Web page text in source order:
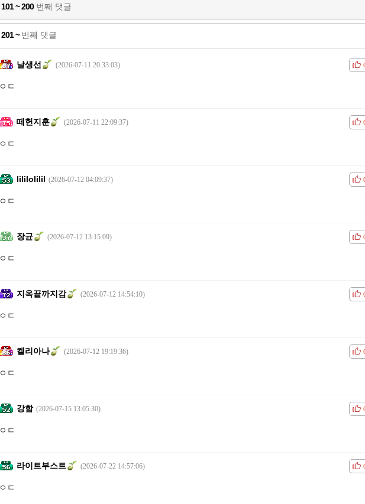
101 ~ 200번째 댓글
201 ~번째 댓글
날생선 (2026-07-11 20:33:03) 비
ㅇㄷ
떼헌지훈 (2026-07-11 22:09:37) 비
ㅇㄷ
Iililolilil (2026-07-12 04:09:37) 비
ㅇㄷ
장균 (2026-07-12 13:15:09) 비
ㅇㄷ
지옥끝까지감 (2026-07-12 14:54:10) 비
ㅇㄷ
켈리아나 (2026-07-12 19:19:36) 비
ㅇㄷ
강함 (2026-07-15 13:05:30) 비
ㅇㄷ
라이트부스트 (2026-07-22 14:57:06) 비
ㅇㄷ